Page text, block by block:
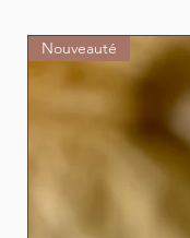
Nouveauté